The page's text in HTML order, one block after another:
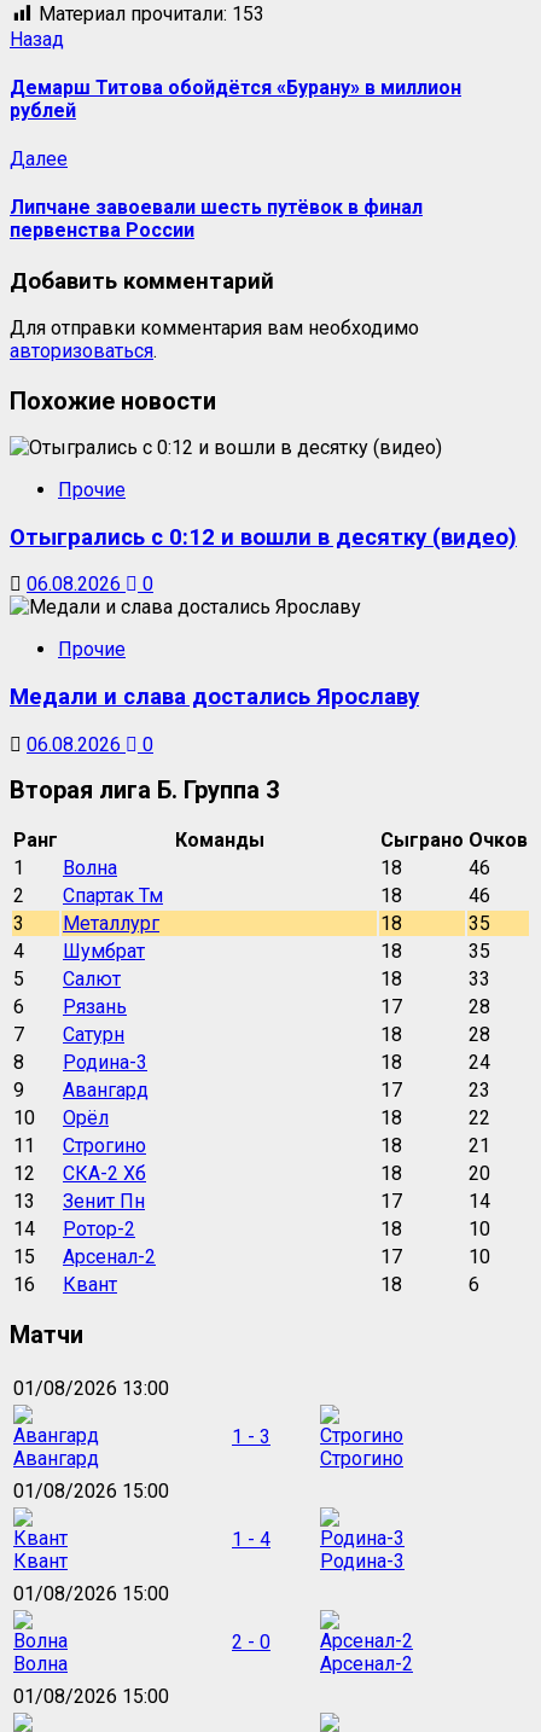
Материал прочитали: 153
Назад
Демарш Титова обойдётся «Бурану» в миллион
рублей
Далее
Липчане завоевали шесть путёвок в финал
первенства России
Добавить комментарий
Для отправки комментария вам необходимо
авторизоваться.
Похожие новости
Прочие
Отыгрались с 0:12 и вошли в десятку (видео)
06.08.2026 0
Прочие
Медали и слава достались Ярославу
06.08.2026 0
Вторая лига Б. Группа 3
Ранг Команды Сыграно Очков
1
Волна 18
46
2
Спартак Тм 18
46
3
Металлург 18
35
4
Шумбрат 18
35
5
Салют 18
33
6
Рязань 17
28
7
Сатурн 18
28
8
Родина-3 18
24
9
Авангард 17
23
10
Орёл 18
22
11
Строгино 18
21
12
СКА-2 Хб 18
20
13
Зенит Пн 17
14
14
Ротор-2 18
10
15
Арсенал-2 17
10
16
Квант 18 6
Матчи
01/08/2026 13:00
Авангард
1 - 3
Строгино
01/08/2026 15:00
Квант
1 - 4
Родина-3
01/08/2026 15:00
Волна
2 - 0
Арсенал-2
01/08/2026 15:00